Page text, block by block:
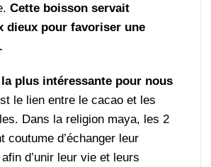
Cette boisson servait
dieux pour favoriser une
plus intéressante pour nous
le lien entre le cacao et les
Dans la religion maya, les 2
coutume d’échanger leur
d’unir leur vie et leurs